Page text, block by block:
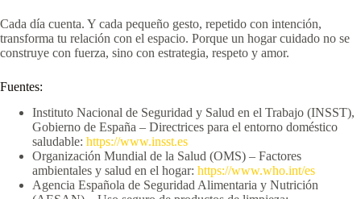
Cada día cuenta. Y cada pequeño gesto, repetido con intención,
transforma tu relación con el espacio. Porque un hogar cuidado no se
construye con fuerza, sino con estrategia, respeto y amor.
Fuentes:
Instituto Nacional de Seguridad y Salud en el Trabajo (INSST),
Gobierno de España – Directrices para el entorno doméstico
saludable: https://www.insst.es
Organización Mundial de la Salud (OMS) – Factores
ambientales y salud en el hogar: https://www.who.int/es
Agencia Española de Seguridad Alimentaria y Nutrición